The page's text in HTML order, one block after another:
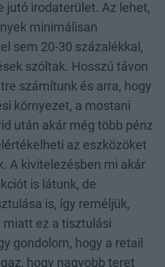
jutó irodaterület. Az lehet,
minimálisan
sem 20-30 százalékkal,
szóltak. Hosszú távon
számítunk és arra, hogy
környezet, a mostani
után akár még több pénz
az eszközöket
A kivitelezésben mi akár
is látunk, de
is, így reméljük,
miatt ez a tisztulási
gondolom, hogy a retail
hogy nagyobb teret